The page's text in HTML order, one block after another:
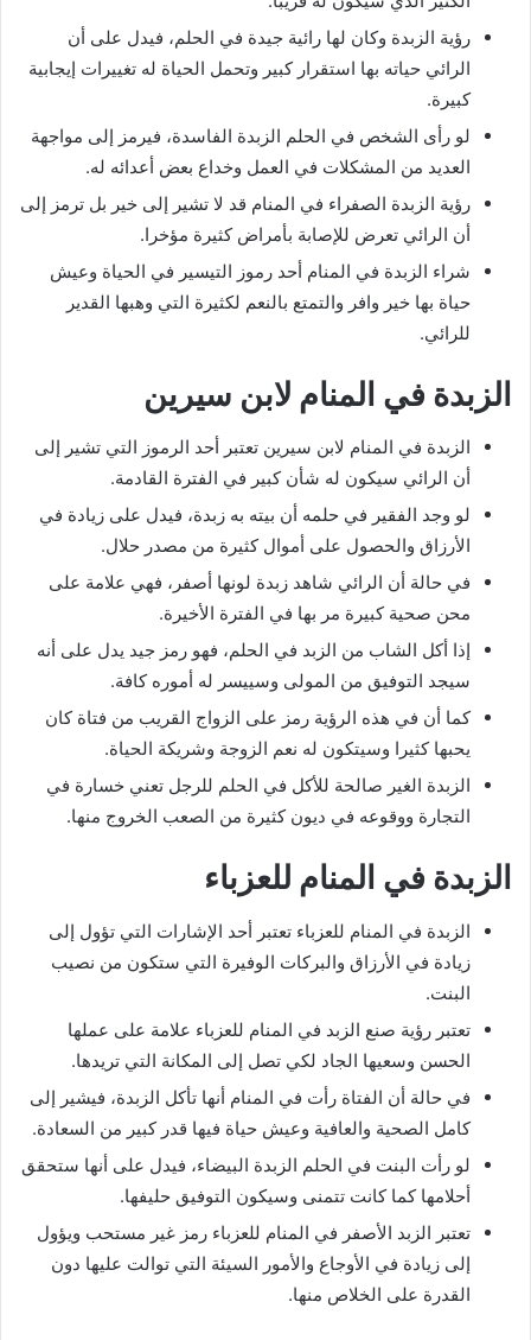
رؤية الزبدة وكان لها رائية جيدة في الحلم، فيدل على أن
الرائي حياته بها استقرار كبير وتحمل الحياة له تغييرات إيجابية
كبيرة.
لو رأى الشخص في الحلم الزبدة الفاسدة، فيرمز إلى مواجهة
العديد من المشكلات في العمل وخداع بعض أعدائه له.
رؤية الزبدة الصفراء في المنام قد لا تشير إلى خير بل ترمز إلى
أن الرائي تعرض للإصابة بأمراض كثيرة مؤخرا.
شراء الزبدة في المنام أحد رموز التيسير في الحياة وعيش
حياة بها خير وافر والتمتع بالنعم لكثيرة التي وهبها القدير
للرائي.
الزبدة في المنام لابن سيرين
الزبدة في المنام لابن سيرين تعتبر أحد الرموز التي تشير إلى
أن الرائي سيكون له شأن كبير في الفترة القادمة.
لو وجد الفقير في حلمه أن بيته به زبدة، فيدل على زيادة في
الأرزاق والحصول على أموال كثيرة من مصدر حلال.
في حالة أن الرائي شاهد زبدة لونها أصفر، فهي علامة على
محن صحية كبيرة مر بها في الفترة الأخيرة.
إذا أكل الشاب من الزبد في الحلم، فهو رمز جيد يدل على أنه
سيجد التوفيق من المولى وسييسر له أموره كافة.
كما أن في هذه الرؤية رمز على الزواج القريب من فتاة كان
يحبها كثيرا وسيتكون له نعم الزوجة وشريكة الحياة.
الزبدة الغير صالحة للأكل في الحلم للرجل تعني خسارة في
التجارة ووقوعه في ديون كثيرة من الصعب الخروج منها.
الزبدة في المنام للعزباء
الزبدة في المنام للعزباء تعتبر أحد الإشارات التي تؤول إلى
زيادة في الأرزاق والبركات الوفيرة التي ستكون من نصيب
البنت.
تعتبر رؤية صنع الزبد في المنام للعزباء علامة على عملها
الحسن وسعيها الجاد لكي تصل إلى المكانة التي تريدها.
في حالة أن الفتاة رأت في المنام أنها تأكل الزبدة، فيشير إلى
كامل الصحية والعافية وعيش حياة فيها قدر كبير من السعادة.
لو رأت البنت في الحلم الزبدة البيضاء، فيدل على أنها ستحقق
أحلامها كما كانت تتمنى وسيكون التوفيق حليفها.
تعتبر الزبد الأصفر في المنام للعزباء رمز غير مستحب ويؤول
إلى زيادة في الأوجاع والأمور السيئة التي توالت عليها دون
القدرة على الخلاص منها.